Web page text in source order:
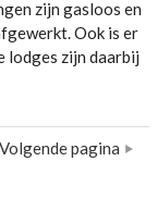
zijn gasloos en
Ook is er
lodges zijn daarbij
genieten van de
aan het Brielse
een kano kun je de
Volgende pagina